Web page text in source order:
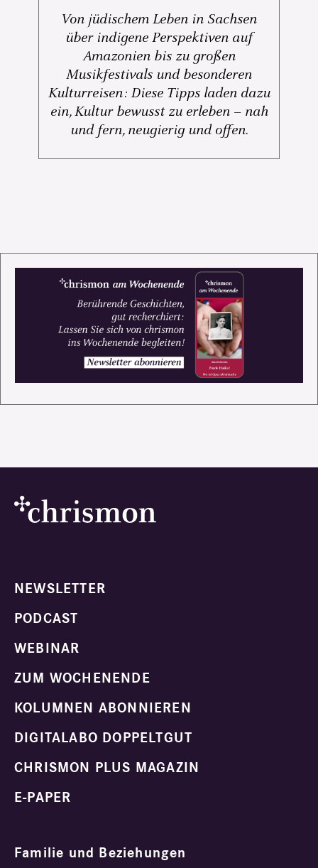
Von jüdischem Leben in Sachsen
über indigene Perspektiven auf
Amazonien bis zu großen
Musikfestivals und besonderen
Kulturreisen: Diese Tipps laden dazu
ein, Kultur bewusst zu erleben – nah
und fern, neugierig und offen.
NEWSLETTER
PODCAST
WEBINAR
ZUM WOCHENENDE
KOLUMNEN ABONNIEREN
DIGITALABO DOPPELTGUT
CHRISMON PLUS MAGAZIN
E-PAPER
Familie und Beziehungen